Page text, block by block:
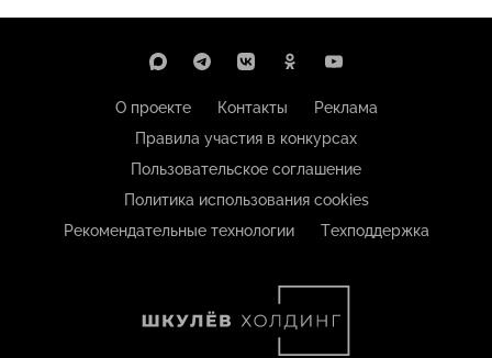
О проекте Контакты
Реклама
Правила участия в конкурсах
Пользовательское соглашение
Политика использования cookies
Рекомендательные технологии
Техподдержка